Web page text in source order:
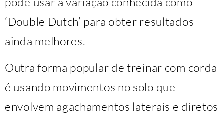
‘Double Dutch’ para obter resultados
ainda melhores.
Outra forma popular de treinar com corda
é usando movimentos no solo que
envolvem agachamentos laterais e diretos